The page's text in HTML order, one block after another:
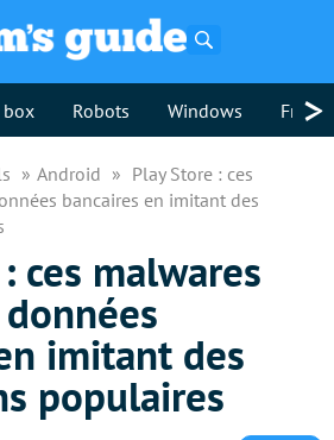
box Robots Windows >
Android
Play Store : ces
bancaires en imitant des
ces malwares
imitant des
populaires